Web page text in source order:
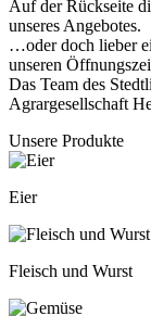
Auf der Rückseite
unseres Angebotes.
…oder doch lieber
unseren
Das Team des
Agrargesellschaft
Unsere Produkte
Eier
Fleisch und Wurst